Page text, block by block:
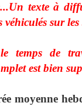
texte à
sur les
temps de
est bien
moyenne